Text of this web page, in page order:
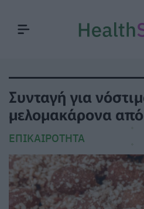
Συνταγή για
μελομακάρονα
ΕΠΙΚΑΙΡΌΤΗΤΑ